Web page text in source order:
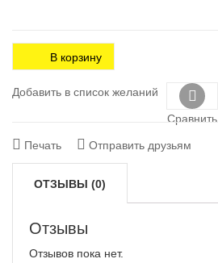
В корзину
Добавить в список желаний
Сравнить
Печать Отправить друзьям
ОТЗЫВЫ (0)
Отзывы
Отзывов пока нет.